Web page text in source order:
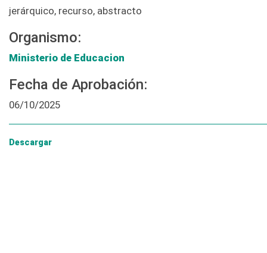
jerárquico, recurso, abstracto
Organismo:
Ministerio de Educacion
Fecha de Aprobación:
06/10/2025
Descargar